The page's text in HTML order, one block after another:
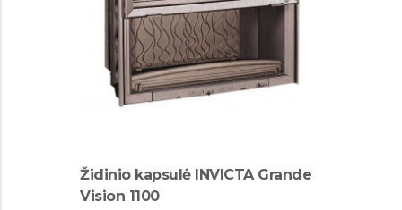
Židinio kapsulė INVICTA Grande
Vision 1100